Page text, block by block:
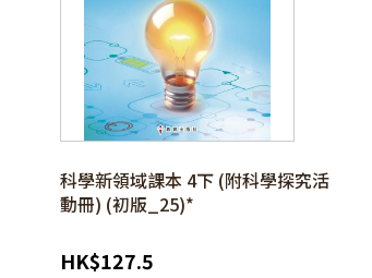
科學新領域課本 4下 (附科學探究活
動冊) (初版_25)*
HK$127.5